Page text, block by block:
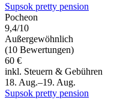
Supsok pretty pension
Pocheon
9,4/10
Außergewöhnlich
(10 Bewertungen)
60 €
inkl. Steuern & Gebühren
18. Aug.–19. Aug.
Supsok pretty pension